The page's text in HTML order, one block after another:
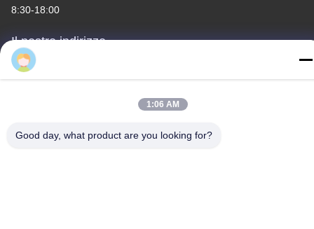
8:30-18:00
Il nostro indirizzo
Indirizzo
città di Shiji, distretto di Panyu, Guangzhou, Guangdong Cina
Telefono
1:06 AM
Good day, what product are you looking for?